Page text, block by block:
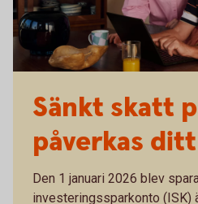
Sänkt skatt
påverkas
Den 1 januari 2026 blev
investeringssparkonto (ISK)